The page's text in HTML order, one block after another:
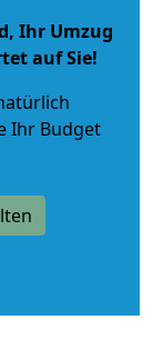
Ihr Umzug
auf Sie!
Ihr Budget